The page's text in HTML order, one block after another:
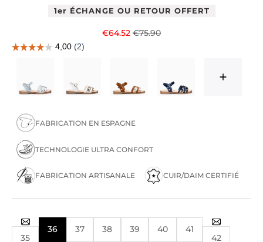
1er ÉCHANGE OU RETOUR OFFERT
Prix de vente
€64.52 Prix normal
€75.90
FABRICATION EN ESPAGNE
TECHNOLOGIE ULTRA CONFORT
FABRICATION ARTISANALE CUIR/DAIM CERTIFIÉ
35
36 37 38 39 40
41
42